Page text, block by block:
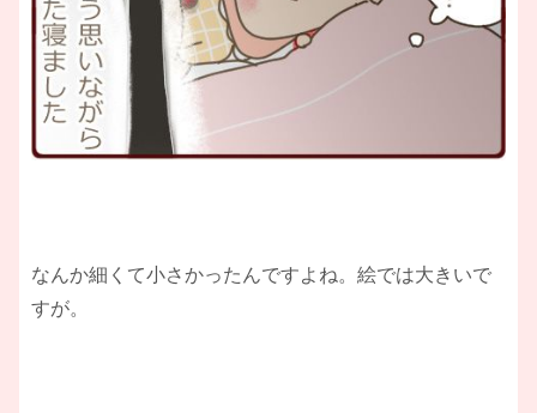
なんか細くて小さかったんですよね。絵では大きいで
すが。